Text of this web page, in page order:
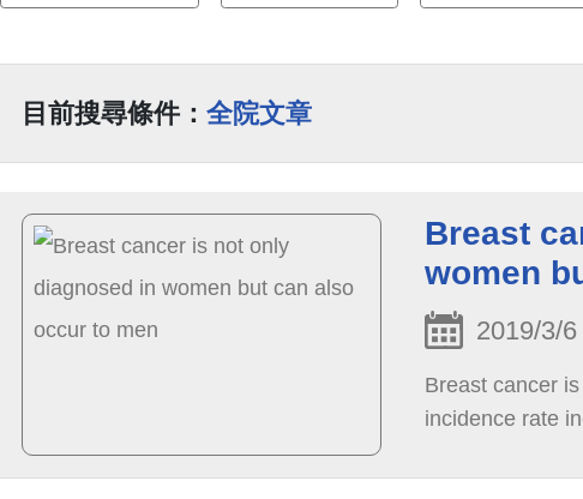
目前搜尋條件： 全院文章
Breast
women
2019/3/6
Breast cancer
incidence rate